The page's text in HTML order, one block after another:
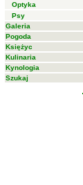
Optyka
Psy
Galeria
Pogoda
Księżyc
Kulinaria
Kynologia
Szukaj